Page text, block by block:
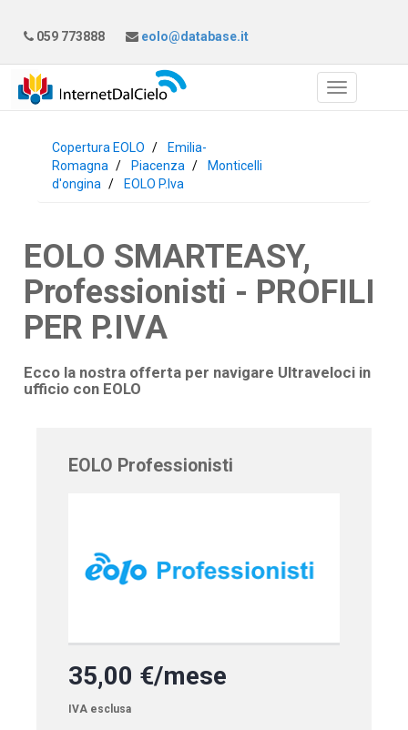
059 773888 eolo@database.it
Copertura EOLO
Emilia-
Romagna
Piacenza
Monticelli
d'ongina
EOLO P.Iva
EOLO SMARTEASY,
Professionisti - PROFILI
PER P.IVA
Ecco la nostra offerta per navigare Ultraveloci in
ufficio con EOLO
EOLO Professionisti
35,00 €/mese
IVA esclusa